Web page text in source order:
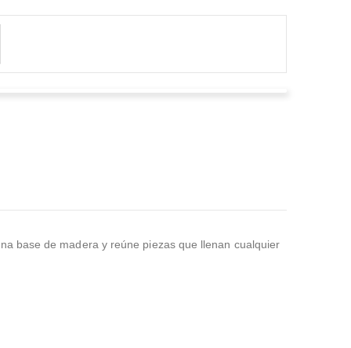
base de madera y reúne piezas que llenan cualquier